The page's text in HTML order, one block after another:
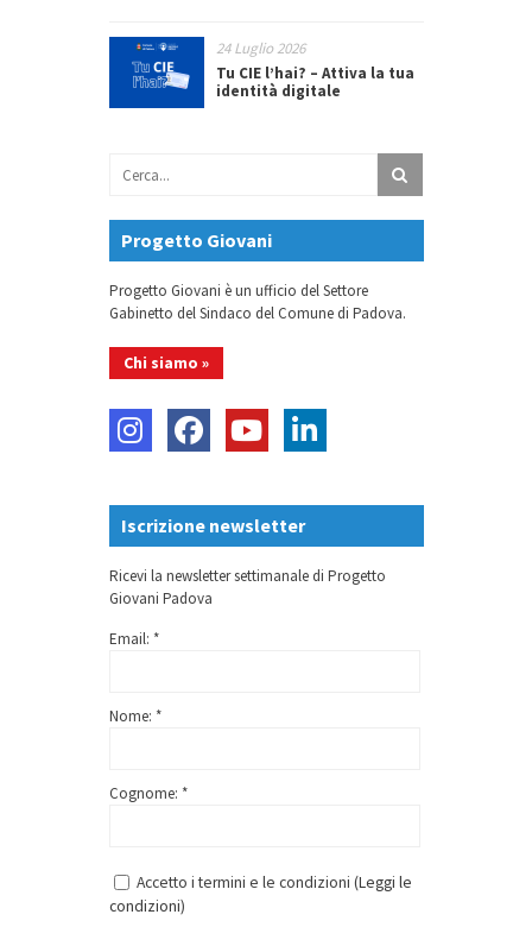
24 Luglio 2026
Tu CIE l’hai? – Attiva la tua
identità digitale
Progetto Giovani
Progetto Giovani è un ufficio del Settore
Gabinetto del Sindaco del Comune di Padova.
Chi siamo »
Iscrizione newsletter
Ricevi la newsletter settimanale di Progetto
Giovani Padova
Email: *
Nome: *
Cognome: *
Accetto i termini e le condizioni (Leggi le
condizioni)